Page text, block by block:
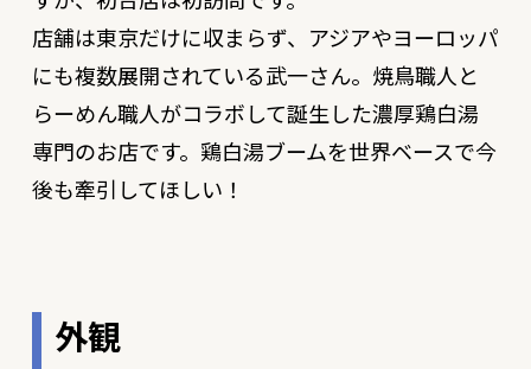
店舗は東京だけに収まらず、アジアやヨーロッパ
にも複数展開されている武一さん。焼鳥職人と
らーめん職人がコラボして誕生した濃厚鶏白湯
専門のお店です。鶏白湯ブームを世界ベースで今
後も牽引してほしい！
外観